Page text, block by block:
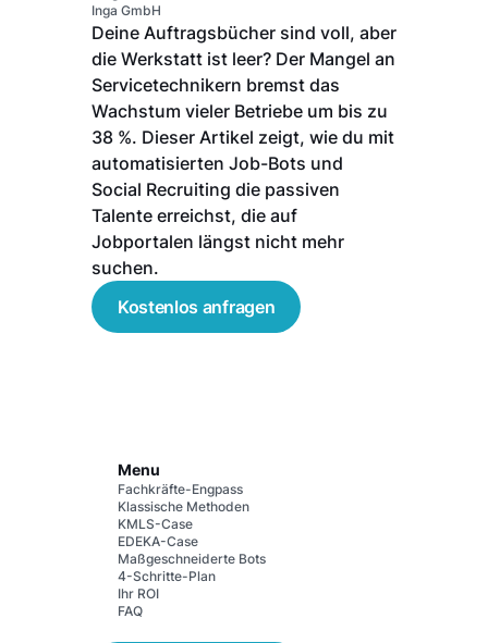
Inga GmbH
Deine Auftragsbücher sind voll, aber
die Werkstatt ist leer? Der Mangel an
Servicetechnikern bremst das
Wachstum vieler Betriebe um bis zu
38 %. Dieser Artikel zeigt, wie du mit
automatisierten Job-Bots und
Social Recruiting die passiven
Talente erreichst, die auf
Jobportalen längst nicht mehr
suchen.
Kostenlos anfragen
Menu
Fachkräfte-Engpass
Klassische Methoden
KMLS-Case
EDEKA-Case
Maßgeschneiderte Bots
4-Schritte-Plan
Ihr ROI
FAQ